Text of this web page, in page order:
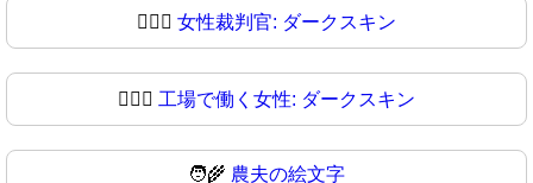
👩🏿‍⚖️ 女性裁判官: ダークスキン
👩🏿‍⚖ 工場で働く女性: ダークスキン
🧑‍🌾 農夫の絵文字